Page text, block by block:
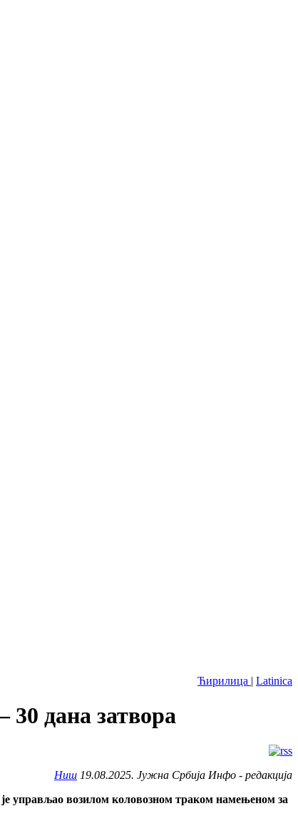
Ћирилица | Latinica
30 дана затвора
Ниш 19.08.2025. Јужна Србија Инфо - редакција
управљао возилом коловозном траком намењеном за